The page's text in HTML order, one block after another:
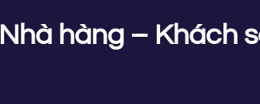
Nhà hàng – Khách